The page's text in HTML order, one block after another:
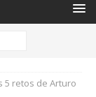
5 retos de Arturo